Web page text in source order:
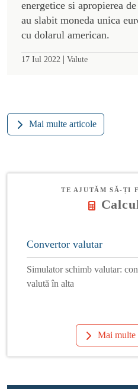
energetice si apropierea
au slabit moneda unica
cu dolarul american.
17 Iul 2022 | Valute
Mai multe articole
TE AJUTĂM SĂ-ȚI
Convertor valutar
Simulator schimb valutar:
valută în alta
Mai multe